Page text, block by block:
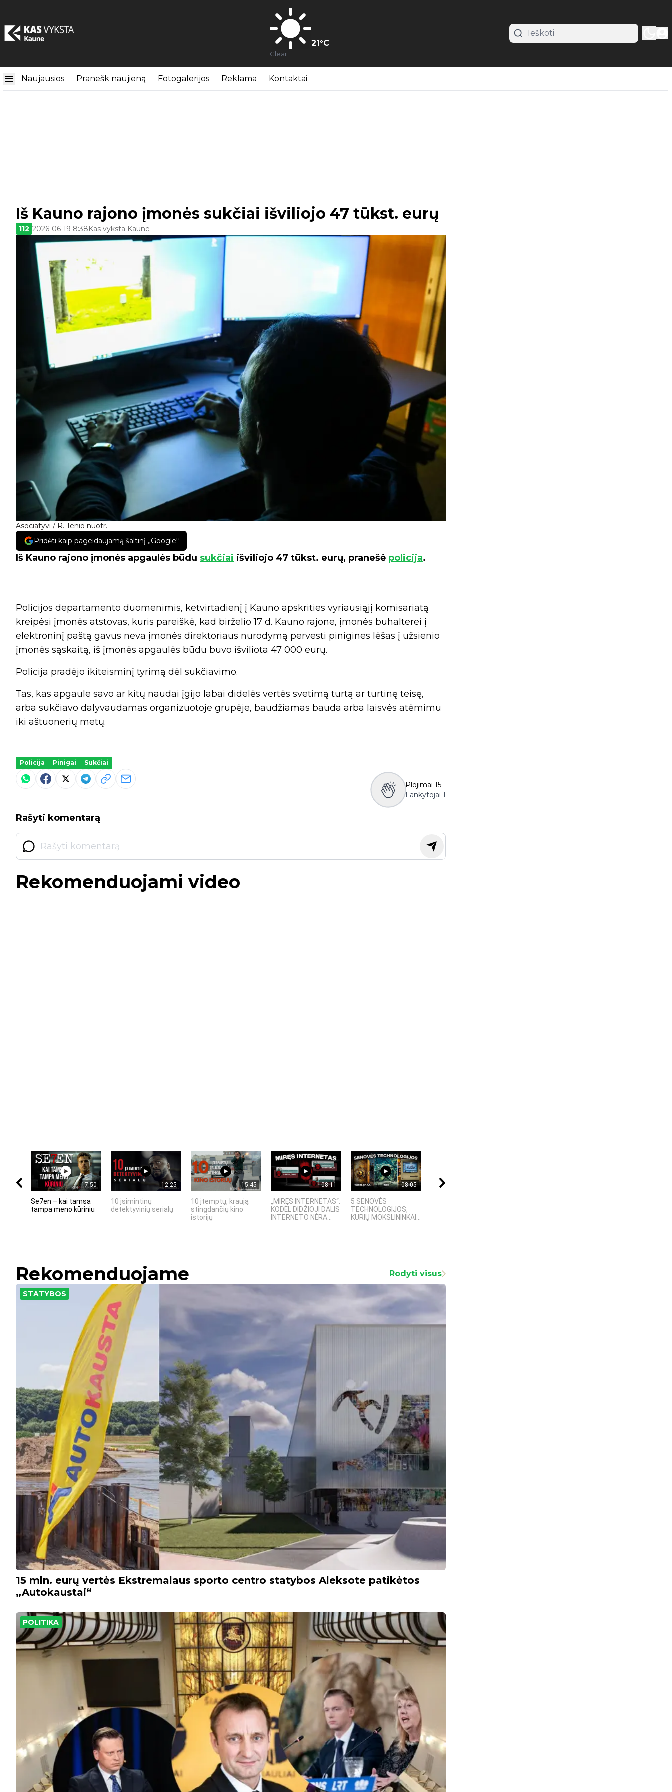
21°C
Clear
Naujausios Pranešk naujieną Fotogalerijos Reklama Kontaktai
Asociatyvi / R. Tenio nuotr.
Iš Kauno rajono įmonės sukčiai išviliojo 47 tūkst. eurų
112 2026-06-19 8:38Kas vyksta Kaune
Pridėti kaip pageidaujamą šaltinį „Google“
Iš Kauno rajono įmonės apgaulės būdu sukčiai išviliojo 47 tūkst. eurų, pranešė policija.
Policijos departamento duomenimis, ketvirtadienį į Kauno apskrities vyriausiąjį komisariatą
kreipėsi įmonės atstovas, kuris pareiškė, kad birželio 17 d. Kauno rajone, įmonės buhalterei į
elektroninį paštą gavus neva įmonės direktoriaus nurodymą pervesti pinigines lėšas į užsienio
įmonės sąskaitą, iš įmonės apgaulės būdu buvo išviliota 47 000 eurų.
Policija pradėjo ikiteisminį tyrimą dėl sukčiavimo.
Tas, kas apgaule savo ar kitų naudai įgijo labai didelės vertės svetimą turtą ar turtinę teisę,
arba sukčiavo dalyvaudamas organizuotoje grupėje, baudžiamas bauda arba laisvės atėmimu
iki aštuonerių metų.
Policija Pinigai Sukčiai
Plojimai 15
Lankytojai 1
Rašyti komentarą
Rekomenduojami video
17:50
Se7en – kai tamsa
tampa meno kūriniu
12:25
10 įsimintinų
detektyvinių serialų
15:45
10 įtemptų, kraują
stingdančių kino
istorijų
08:11
„MIRĘS INTERNETAS“:
KODĖL DIDŽIOJI DALIS
INTERNETO NĖRA...
08:05
5 SENOVĖS
TECHNOLOGIJOS,
KURIŲ MOKSLININKAI...
Rekomenduojame Rodyti visus
STATYBOS
15 mln. eurų vertės Ekstremalaus sporto centro statybos Aleksote patikėtos
„Autokaustai“
POLITIKA